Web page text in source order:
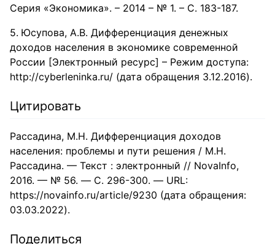
Серия «Экономика». – 2014 – № 1. – С. 183-187.
Юсупова, А.В. Дифференциация денежных
доходов населения в экономике современной
России [Электронный ресурс] – Режим доступа:
http://cyberleninka.ru/ (дата обращения 3.12.2016).
Цитировать
Рассадина, М.Н. Дифференциация доходов
населения: проблемы и пути решения / М.Н.
Рассадина. — Текст : электронный // NovaInfo,
2016. — № 56. — С. 296-300. — URL:
https://novainfo.ru/article/9230 (дата обращения:
03.03.2022).
Поделиться